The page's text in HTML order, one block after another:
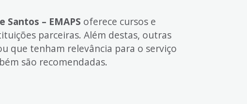
– EMAPS oferece cursos e
parceiras. Além destas, outras
que tenham relevância para o serviço
são recomendadas.